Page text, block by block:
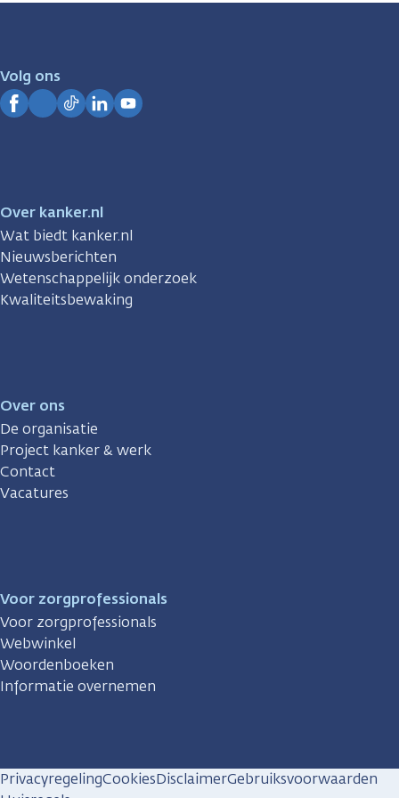
Volg ons
Over kanker.nl
Wat biedt kanker.nl
Nieuwsberichten
Wetenschappelijk onderzoek
Kwaliteitsbewaking
Over ons
De organisatie
Project kanker & werk
Contact
Vacatures
Voor zorgprofessionals
Voor zorgprofessionals
Webwinkel
Woordenboeken
Informatie overnemen
PrivacyregelingCookiesDisclaimerGebruiksvoorwaarden